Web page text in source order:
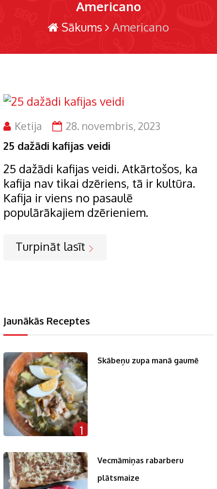
Americano
Sākums Americano
Ketija 28. novembris, 2023
25 dažādi kafijas veidi
25 dažādi kafijas veidi. Atkārtošos, ka
kafija nav tikai dzēriens, tā ir kultūra.
Kafija ir viens no pasaulē
populārākajiem dzērieniem.
Turpināt lasīt
Jaunākās Receptes
1
Skābeņu zupa manā gaumē
Vecmāmiņas rabarberu
plātsmaize